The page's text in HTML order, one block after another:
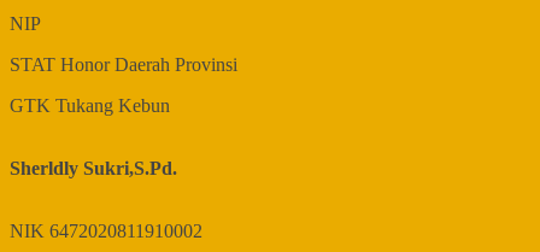
NIP
STAT Honor Daerah Provinsi
GTK Tukang Kebun
Sherldly Sukri,S.Pd.
NIK 6472020811910002